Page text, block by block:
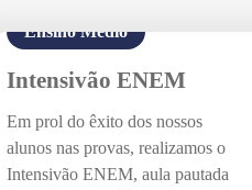
Ensino Médio
Intensivão ENEM
Em prol do êxito dos nossos
alunos nas provas, realizamos o
Intensivão ENEM, aula pautada